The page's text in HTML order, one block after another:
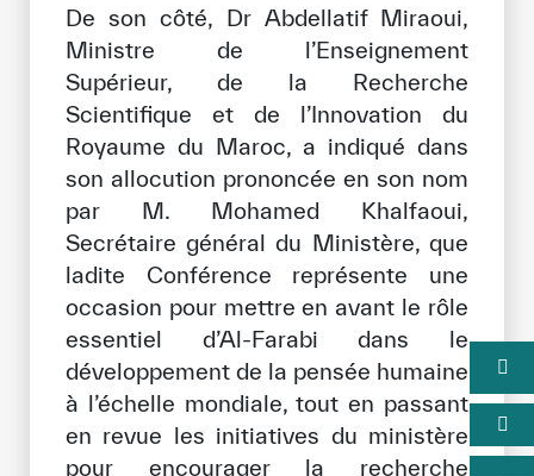
De son côté, Dr Abdellatif Miraoui,
Ministre de l’Enseignement
Supérieur, de la Recherche
Scientifique et de l’Innovation du
Royaume du Maroc, a indiqué dans
son allocution prononcée en son nom
par M. Mohamed Khalfaoui,
Secrétaire général du Ministère, que
ladite Conférence représente une
occasion pour mettre en avant le rôle
essentiel d’Al-Farabi dans le
développement de la pensée humaine
à l’échelle mondiale, tout en passant
en revue les initiatives du ministère
pour encourager la recherche